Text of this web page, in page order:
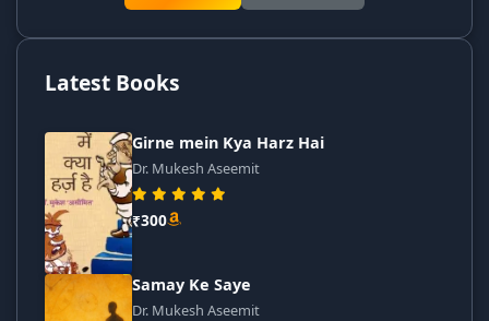
Latest Books
Girne mein Kya Harz Hai
Dr. Mukesh Aseemit
₹300
Samay Ke Saye
Dr. Mukesh Aseemit